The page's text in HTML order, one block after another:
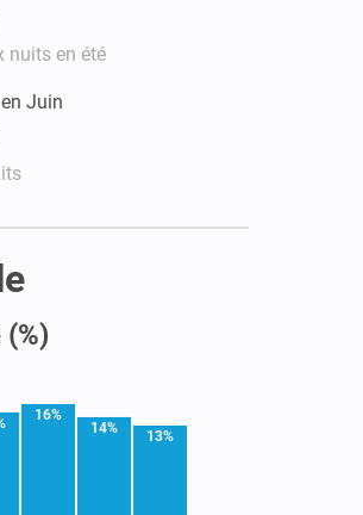
nuits en été
Juin
16%
14% 13%